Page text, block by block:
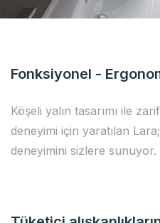
Fonksiyonel -
Köşeli yalın tasarımı ile
deneyimi için yaratılan
deneyimini sizlere sunuyor.